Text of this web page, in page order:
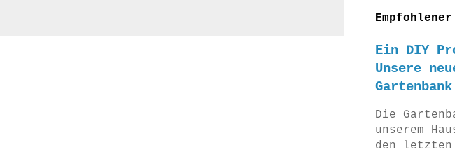
Ein DIY
Unsere
Die
unserem
den letzten